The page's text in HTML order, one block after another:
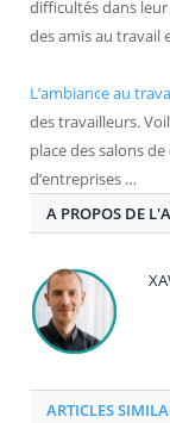
difficultés dans
des amis au travail
L’ambiance au
des travailleurs.
place des salons
d’entreprises …
A PROPOS DE
ARTICLES